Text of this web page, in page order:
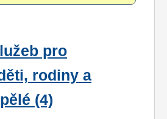
pro
rodiny a
(4)